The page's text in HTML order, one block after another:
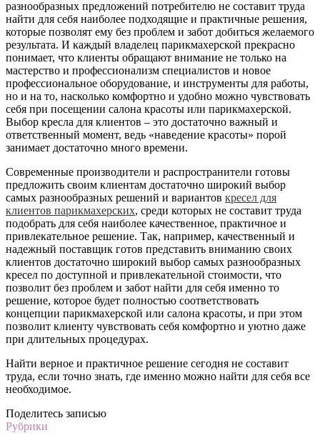
разнообразных предложений потребителю не составит труда
найти для себя наиболее подходящие и практичные решения,
которые позволят ему без проблем и забот добиться желаемого
результата. И каждый владелец парикмахерской прекрасно
понимает, что клиенты обращают внимание не только на
мастерство и профессионализм специалистов и новое
профессиональное оборудование, и инструменты для работы,
но и на то, насколько комфортно и удобно можно чувствовать
себя при посещении салона красоты или парикмахерской.
Выбор кресла для клиентов – это достаточно важный и
ответственный момент, ведь «наведение красоты» порой
занимает достаточно много времени.
Современные производители и распространители готовы
предложить своим клиентам достаточно широкий выбор
самых разнообразных решений и вариантов кресел для
клиентов парикмахерских, среди которых не составит труда
подобрать для себя наиболее качественное, практичное и
привлекательное решение. Так, например, качественный и
надежный поставщик готов представить вниманию своих
клиентов достаточно широкий выбор самых разнообразных
кресел по доступной и привлекательной стоимости, что
позволит без проблем и забот найти для себя именно то
решение, которое будет полностью соответствовать
концепции парикмахерской или салона красоты, и при этом
позволит клиенту чувствовать себя комфортно и уютно даже
при длительных процедурах.
Найти верное и практичное решение сегодня не составит
труда, если точно знать, где именно можно найти для себя все
необходимое.
Поделитесь записью
Рубрики